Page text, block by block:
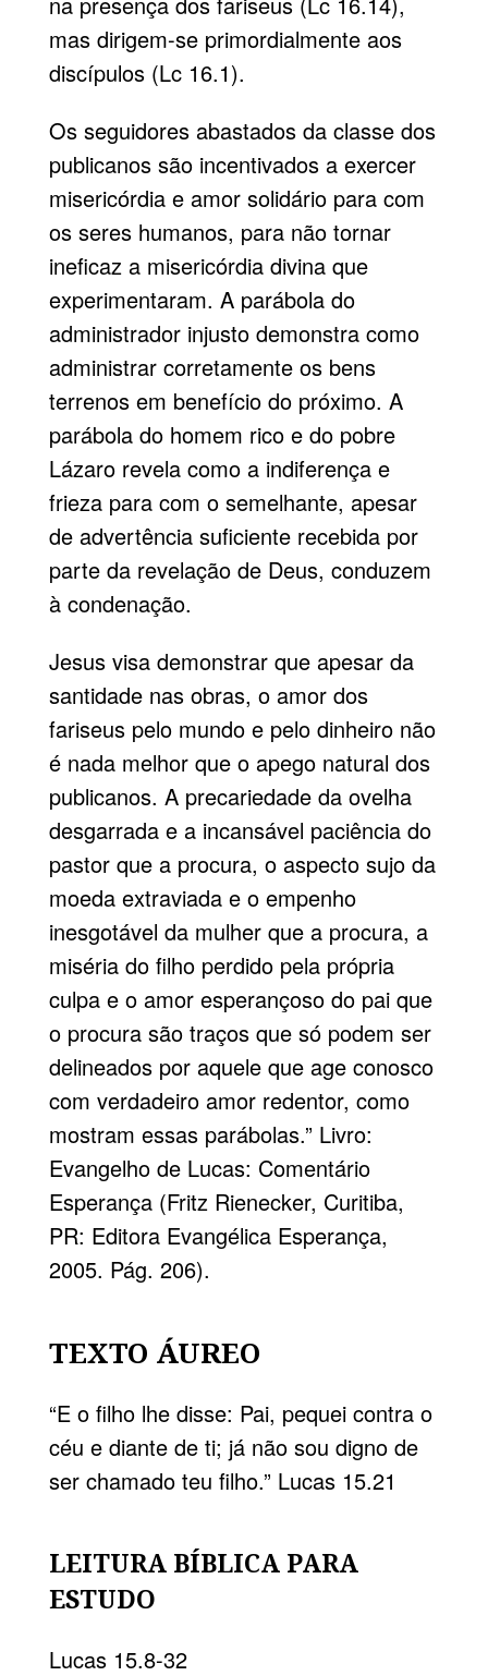
mas dirigem-se primordialmente aos
discípulos (Lc 16.1).
Os seguidores abastados da classe dos
publicanos são incentivados a exercer
misericórdia e amor solidário para com
os seres humanos, para não tornar
ineficaz a misericórdia divina que
experimentaram. A parábola do
administrador injusto demonstra como
administrar corretamente os bens
terrenos em benefício do próximo. A
parábola do homem rico e do pobre
Lázaro revela como a indiferença e
frieza para com o semelhante, apesar
de advertência suficiente recebida por
parte da revelação de Deus, conduzem
à condenação.
Jesus visa demonstrar que apesar da
santidade nas obras, o amor dos
fariseus pelo mundo e pelo dinheiro não
é nada melhor que o apego natural dos
publicanos. A precariedade da ovelha
desgarrada e a incansável paciência do
pastor que a procura, o aspecto sujo da
moeda extraviada e o empenho
inesgotável da mulher que a procura, a
miséria do filho perdido pela própria
culpa e o amor esperançoso do pai que
o procura são traços que só podem ser
delineados por aquele que age conosco
com verdadeiro amor redentor, como
mostram essas parábolas.” Livro:
Evangelho de Lucas: Comentário
Esperança (Fritz Rienecker, Curitiba,
PR: Editora Evangélica Esperança,
2005. Pág. 206).
TEXTO ÁUREO
“E o filho lhe disse: Pai, pequei contra o
céu e diante de ti; já não sou digno de
ser chamado teu filho.” Lucas 15.21
LEITURA BÍBLICA PARA
ESTUDO
Lucas 15.8-32